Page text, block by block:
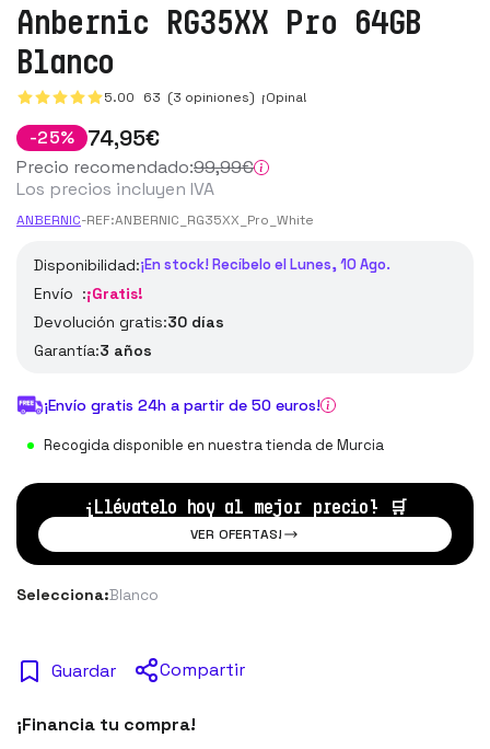
Anbernic RG35XX Pro 64GB
Blanco
5.00 63 (3 opiniones) ¡Opina!
-25% 74,95€
Precio recomendado:99,99€
Los precios incluyen IVA
ANBERNIC-REF:ANBERNIC_RG35XX_Pro_White
Disponibilidad:¡En stock! Recíbelo el Lunes, 10 Ago.
Envío :¡Gratis!
Devolución gratis:30 días
Garantía:3 años
¡Envío gratis 24h a partir de 50 euros!
Recogida disponible en nuestra tienda de Murcia
¡Llévatelo hoy al mejor precio! 🛒
VER OFERTAS!
Selecciona:Blanco
Guardar Compartir
¡Financia tu compra!